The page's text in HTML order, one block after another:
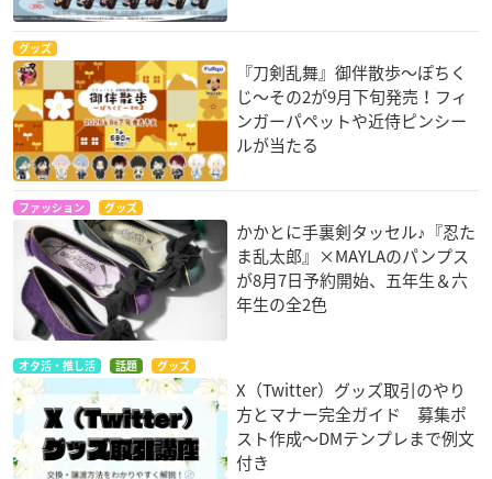
グッズ
『刀剣乱舞』御伴散歩～ぽちく
じ～その2が9月下旬発売！フィ
ンガーパペットや近侍ピンシー
ルが当たる
ファッション グッズ
かかとに手裏剣タッセル♪『忍た
ま乱太郎』×MAYLAのパンプス
が8月7日予約開始、五年生＆六
年生の全2色
オタ活・推し活 話題 グッズ
X（Twitter）グッズ取引のやり
方とマナー完全ガイド 募集ポ
スト作成〜DMテンプレまで例文
付き